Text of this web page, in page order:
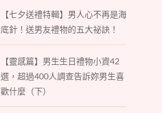
【七夕送禮特輯】男人心不再是海
底針！送男友禮物的五大祕訣！
【靈感篇】男生生日禮物小資42
選，超過400人調查告訴妳男生喜
歡什麼（下）